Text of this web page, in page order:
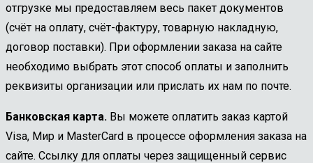
отгрузке мы предоставляем весь пакет документов
(счёт на оплату, счёт-фактуру, товарную накладную,
договор поставки). При оформлении заказа на сайте
необходимо выбрать этот способ оплаты и заполнить
реквизиты организации или прислать их нам по почте.
Банковская карта. Вы можете оплатить заказ картой
Visa, Мир и MasterCard в процессе оформления заказа на
сайте. Ссылку для оплаты через защищенный сервис